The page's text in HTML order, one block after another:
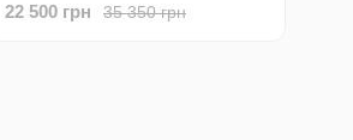
35 350 грн
22 500 грн